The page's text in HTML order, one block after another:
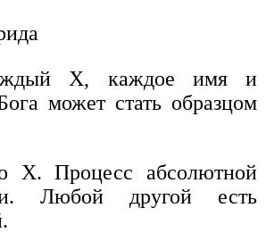
X, каждое имя и
может стать образцом
X. Процесс абсолютной
Любой другой есть